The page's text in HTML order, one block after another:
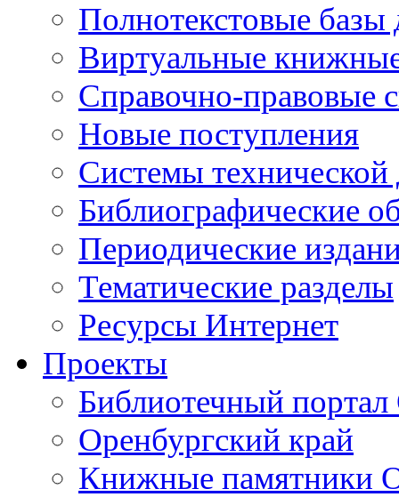
Полнотекстовые
Виртуальные
Справочно-правовые
Новые поступления
Cистемы
Библиографические
Периодические
Тематические разделы
Ресурсы Интернет
Проекты
Библиотечный портал
Оренбургский край
Книжные памятники